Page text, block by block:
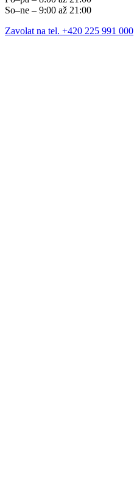
So–ne – 9:00 až 21:00
Zavolat na tel. +420 225 991 000